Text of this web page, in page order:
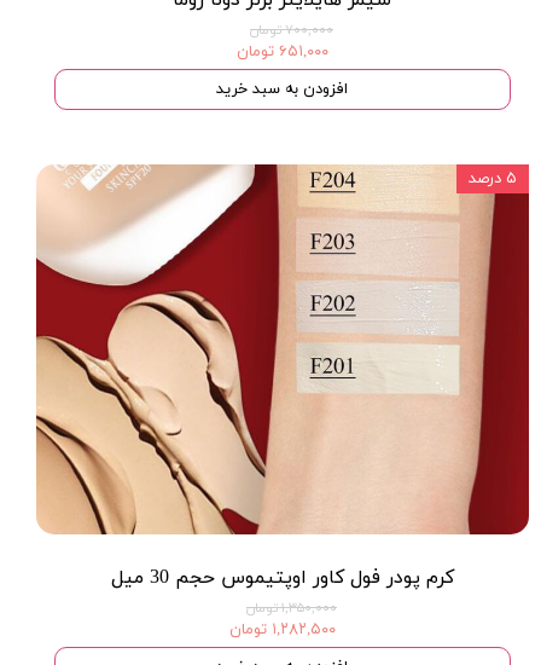
۷۰۰,۰۰۰ تومان
۶۵۱,۰۰۰ تومان
افزودن به سبد خرید
کرم پودر فول کاور اوپتیموس حجم 30 میل
۱,۳۵۰,۰۰۰ تومان
۱,۲۸۲,۵۰۰ تومان
۵ درصد